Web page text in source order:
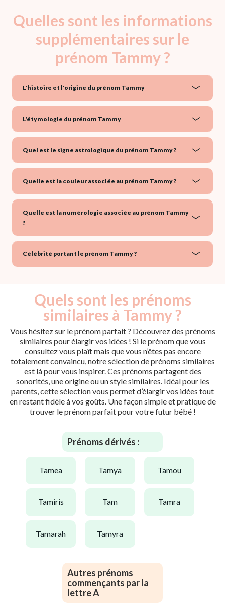
Quelles sont les informations
supplémentaires sur le
prénom Tammy ?
L'histoire et l'origine du prénom Tammy
L'étymologie du prénom Tammy
Quel est le signe astrologique du prénom Tammy ?
Quelle est la couleur associée au prénom Tammy ?
Quelle est la numérologie associée au prénom Tammy
?
Célébrité portant le prénom Tammy ?
Quels sont les prénoms
similaires à Tammy ?
Vous hésitez sur le prénom parfait ? Découvrez des prénoms
similaires pour élargir vos idées ! Si le prénom que vous
consultez vous plaît mais que vous n’êtes pas encore
totalement convaincu, notre sélection de prénoms similaires
est là pour vous inspirer. Ces prénoms partagent des
sonorités, une origine ou un style similaires. Idéal pour les
parents, cette sélection vous permet d’élargir vos idées tout
en restant fidèle à vos goûts. Une façon simple et pratique de
trouver le prénom parfait pour votre futur bébé !
Prénoms dérivés :
tamea tamya tamou
tamiris tam tamra
tamarah tamyra
Autres prénoms
commençants par la
lettre A